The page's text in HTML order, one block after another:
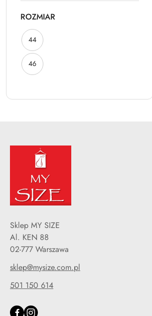
ROZMIAR
ROZMIAR:
44
ROZMIAR:
46
Sklep MY SIZE
Al. KEN 88
02-777 Warszawa
sklep@mysize.com.pl
501 150 614